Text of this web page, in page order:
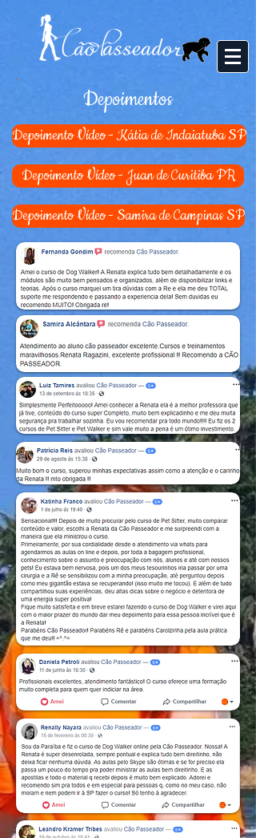
Depoimentos
Depoimento Vídeo - Kátia de Indaiatuba SP
Depoimento Vídeo - Juan de Curitiba PR
Depoimento Vídeo - Samira de Campinas SP